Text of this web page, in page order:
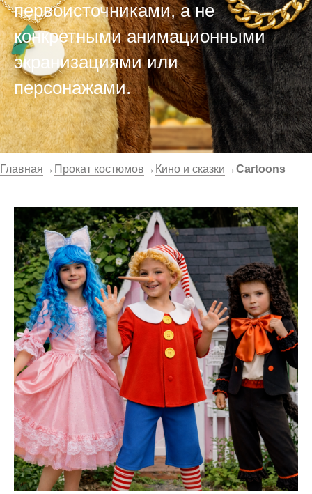
первоисточниками, а не
конкретными анимационными
экранизациями или
персонажами.
Главная → Прокат костюмов → Кино и сказки →Cartoons